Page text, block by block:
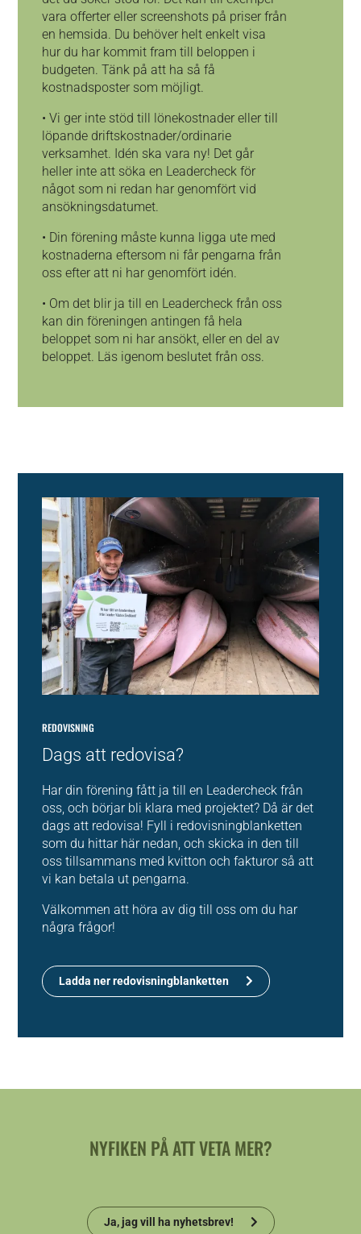
vara offerter eller screenshots på priser från
en hemsida. Du behöver helt enkelt visa
hur du har kommit fram till beloppen i
budgeten. Tänk på att ha så få
kostnadsposter som möjligt.
• Vi ger inte stöd till lönekostnader eller till
löpande driftskostnader/ordinarie
verksamhet. Idén ska vara ny! Det går
heller inte att söka en Leadercheck för
något som ni redan har genomfört vid
ansökningsdatumet.
• Din förening måste kunna ligga ute med
kostnaderna eftersom ni får pengarna från
oss efter att ni har genomfört idén.
• Om det blir ja till en Leadercheck från oss
kan din föreningen antingen få hela
beloppet som ni har ansökt, eller en del av
beloppet. Läs igenom beslutet från oss.
REDOVISNING
Dags att redovisa?
Har din förening fått ja till en Leadercheck från
oss, och börjar bli klara med projektet? Då är det
dags att redovisa! Fyll i redovisningblanketten
som du hittar här nedan, och skicka in den till
oss tillsammans med kvitton och fakturor så att
vi kan betala ut pengarna.
Välkommen att höra av dig till oss om du har
några frågor!
Ladda ner redovisningblanketten
NYFIKEN PÅ ATT VETA MER?
Ja, jag vill ha nyhetsbrev!